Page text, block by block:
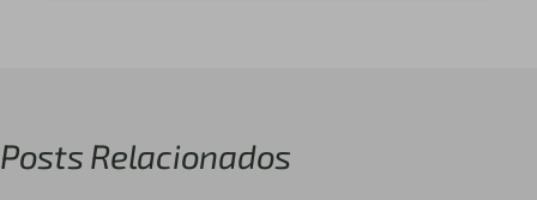
Posts Relacionados